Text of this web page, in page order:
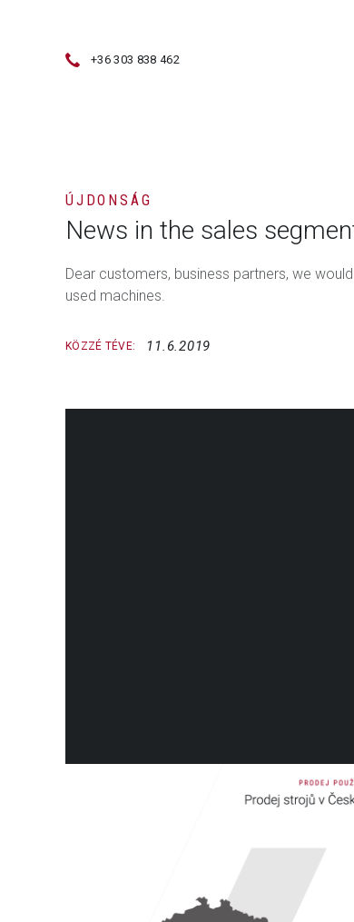
+36 303 838 462
ÚJDONSÁG
News in the sales
Dear customers, business partners, we
used machines.
KÖZZÉ TÉVE: 11.6.2019
We would like to announce news in the sales
Newly on our website we have an available